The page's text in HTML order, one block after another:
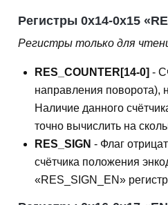
Регистры 0x14-0x15
Регистры только для
RES_COUNTER[14-0] -
направления поворота),
Наличие данного
точно вычислить на
RES_SIGN - Флаг
счётчика положения
«RES_SIGN_EN»